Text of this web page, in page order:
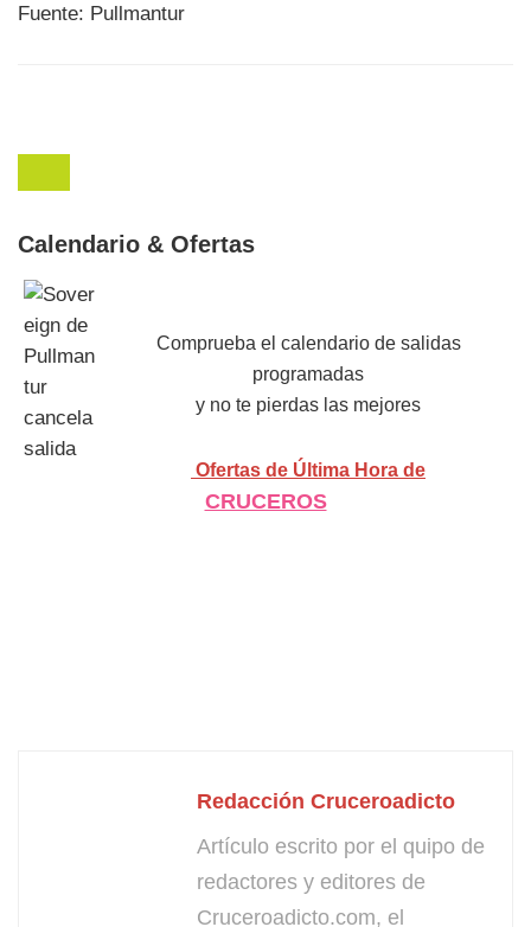
Fuente: Pullmantur
Calendario & Ofertas
Comprueba el calendario de salidas
programadas
y no te pierdas las mejores
Ofertas de Última Hora de
CRUCEROS
Redacción Cruceroadicto
Artículo escrito por el quipo de
redactores y editores de
Cruceroadicto.com, el